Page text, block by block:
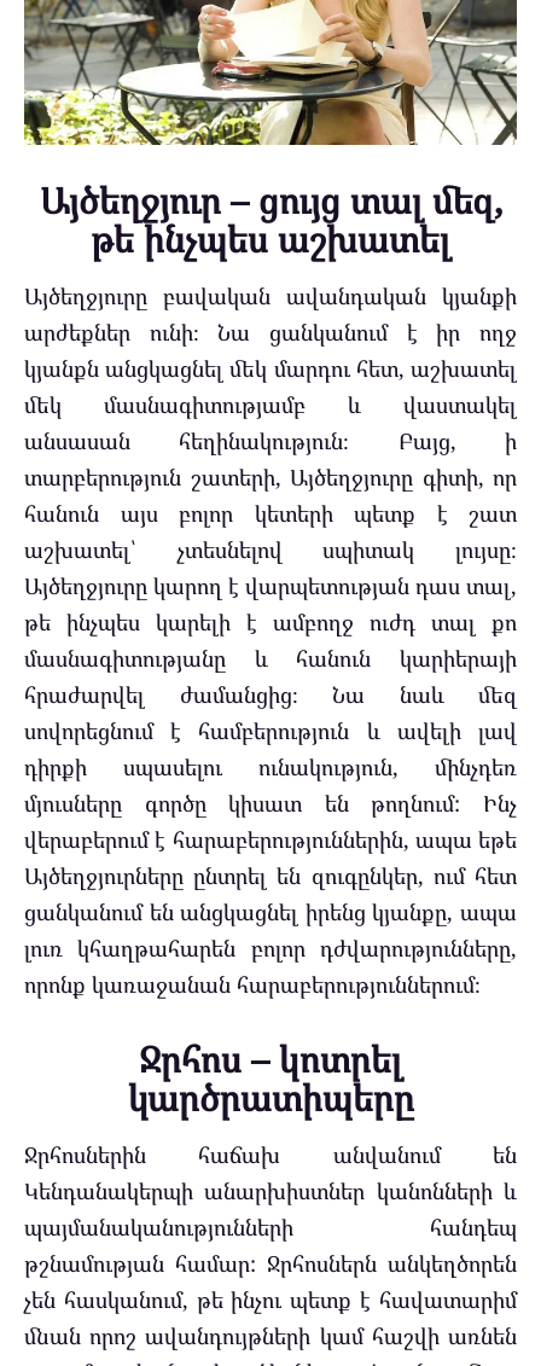
Այծեղջյուր – ցույց տալ մեզ,
թե ինչպես աշխատել
Այծեղջյուրը բավական ավանդական կյանքի
արժեքներ ունի։ Նա ցանկանում է իր ողջ
կյանքն անցկացնել մեկ մարդու հետ, աշխատել
մեկ մասնագիտությամբ և վաստակել
անսասան հեղինակություն։ Բայց, ի
տարբերություն շատերի, Այծեղջյուրը գիտի, որ
հանուն այս բոլոր կետերի պետք է շատ
աշխատել՝ չտեսնելով սպիտակ լույսը։
Այծեղջյուրը կարող է վարպետության դաս տալ,
թե ինչպես կարելի է ամբողջ ուժդ տալ քո
մասնագիտությանը և հանուն կարիերայի
հրաժարվել ժամանցից։ Նա նաև մեզ
սովորեցնում է համբերություն և ավելի լավ
դիրքի սպասելու ունակություն, մինչդեռ
մյուսները գործը կիսատ են թողնում: Ինչ
վերաբերում է հարաբերություններին, ապա եթե
Այծեղջյուրները ընտրել են զուգընկեր, ում հետ
ցանկանում են անցկացնել իրենց կյանքը, ապա
լուռ կհաղթահարեն բոլոր դժվարությունները,
որոնք կառաջանան հարաբերություններում։
Ջրհոս – կոտրել
կարծրատիպերը
Ջրհոսներին հաճախ անվանում են
Կենդանակերպի անարխիստներ կանոնների և
պայմանականությունների հանդեպ
թշնամության համար: Ջրհոսներն անկեղծորեն
չեն հասկանում, թե ինչու պետք է հավատարիմ
մնան որոշ ավանդույթների կամ հաշվի առնեն